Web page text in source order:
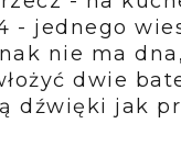
- jednego
nie ma
dwie
dźwięki jak